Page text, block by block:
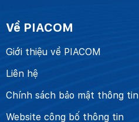
Về PIACOM
Giới thiệu về PIACOM
Liên hệ
Chính sách bảo mật thông tin
Website công bố thông tin